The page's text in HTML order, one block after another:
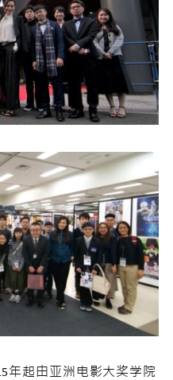
年起由亚洲电影大奖学院